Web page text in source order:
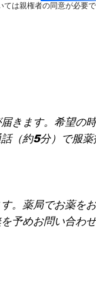
は親権者の同意が必要で
きます。希望の
（約5分）で服薬
。薬局でお薬を
予めお問い合わせ